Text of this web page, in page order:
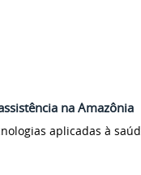
na Amazônia
aplicadas à